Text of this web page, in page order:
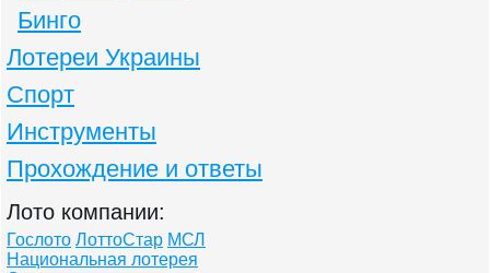
Бинго
Лотереи Украины
Спорт
Инструменты
Прохождение и ответы
Лото компании:
Гослото ЛоттоСтар МСЛ
Национальная лотерея